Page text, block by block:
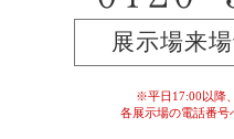
展示場来
※平日17:00以降
各展示場の電話番号